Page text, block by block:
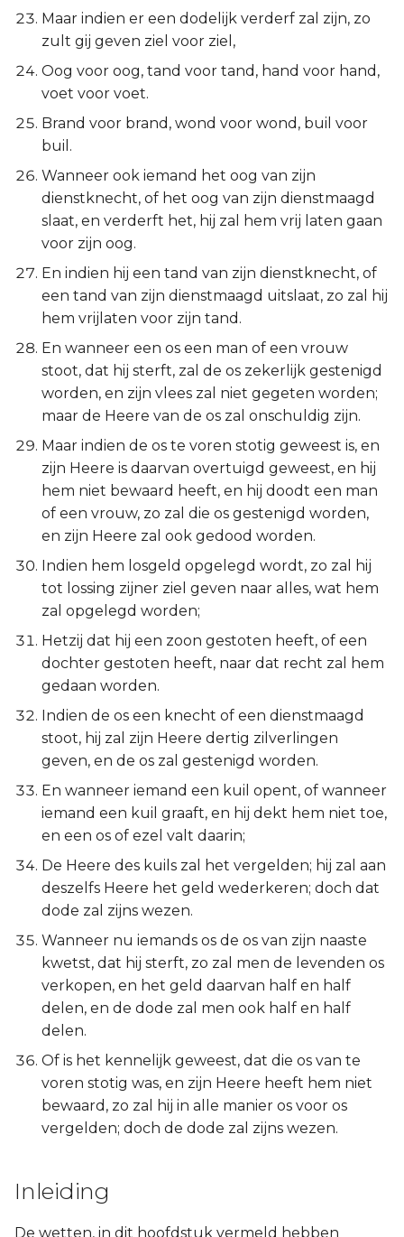
Maar indien er een dodelijk verderf zal zijn, zo
zult gij geven ziel voor ziel,
Oog voor oog, tand voor tand, hand voor hand,
voet voor voet.
Brand voor brand, wond voor wond, buil voor
buil.
Wanneer ook iemand het oog van zijn
dienstknecht, of het oog van zijn dienstmaagd
slaat, en verderft het, hij zal hem vrij laten gaan
voor zijn oog.
En indien hij een tand van zijn dienstknecht, of
een tand van zijn dienstmaagd uitslaat, zo zal hij
hem vrijlaten voor zijn tand.
En wanneer een os een man of een vrouw
stoot, dat hij sterft, zal de os zekerlijk gestenigd
worden, en zijn vlees zal niet gegeten worden;
maar de Heere van de os zal onschuldig zijn.
Maar indien de os te voren stotig geweest is, en
zijn Heere is daarvan overtuigd geweest, en hij
hem niet bewaard heeft, en hij doodt een man
of een vrouw, zo zal die os gestenigd worden,
en zijn Heere zal ook gedood worden.
Indien hem losgeld opgelegd wordt, zo zal hij
tot lossing zijner ziel geven naar alles, wat hem
zal opgelegd worden;
Hetzij dat hij een zoon gestoten heeft, of een
dochter gestoten heeft, naar dat recht zal hem
gedaan worden.
Indien de os een knecht of een dienstmaagd
stoot, hij zal zijn Heere dertig zilverlingen
geven, en de os zal gestenigd worden.
En wanneer iemand een kuil opent, of wanneer
iemand een kuil graaft, en hij dekt hem niet toe,
en een os of ezel valt daarin;
De Heere des kuils zal het vergelden; hij zal aan
deszelfs Heere het geld wederkeren; doch dat
dode zal zijns wezen.
Wanneer nu iemands os de os van zijn naaste
kwetst, dat hij sterft, zo zal men de levenden os
verkopen, en het geld daarvan half en half
delen, en de dode zal men ook half en half
delen.
Of is het kennelijk geweest, dat die os van te
voren stotig was, en zijn Heere heeft hem niet
bewaard, zo zal hij in alle manier os voor os
vergelden; doch de dode zal zijns wezen.
Inleiding
De wetten, in dit hoofdstuk vermeld hebben